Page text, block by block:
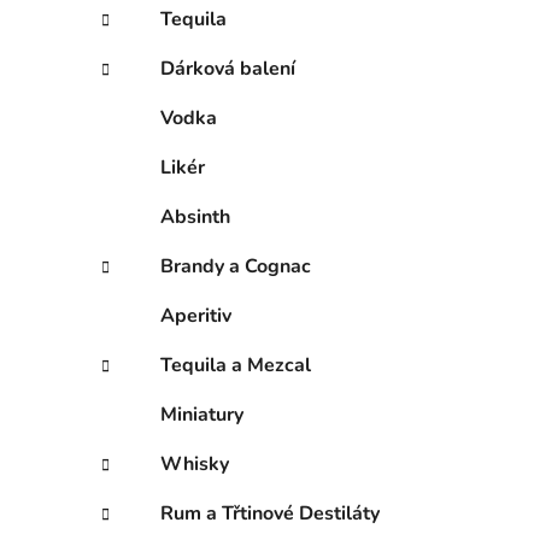
p
a
Tequila
Dárková balení
Vodka
Likér
Absinth
Brandy a Cognac
Aperitiv
Tequila a Mezcal
Miniatury
Whisky
Rum a Třtinové Destiláty